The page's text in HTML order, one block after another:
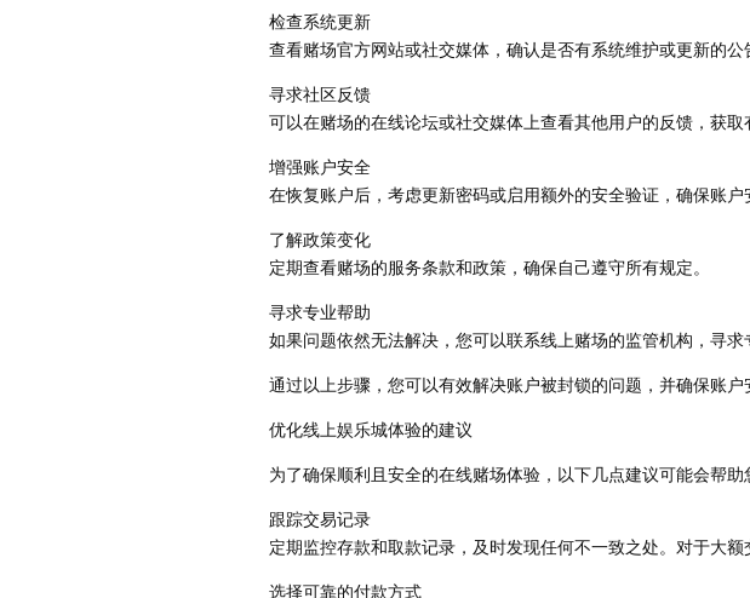
检查系统更新
查看赌场官方网站或社交媒体，确认是否有系统维护或更新的公
寻求社区反馈
可以在赌场的在线论坛或社交媒体上查看其他用户的反馈，获取
增强账户安全
在恢复账户后，考虑更新密码或启用额外的安全验证，确保账户
了解政策变化
定期查看赌场的服务条款和政策，确保自己遵守所有规定。
寻求专业帮助
如果问题依然无法解决，您可以联系线上赌场的监管机构，寻求
通过以上步骤，您可以有效解决账户被封锁的问题，并确保账户
优化线上娱乐城体验的建议
为了确保顺利且安全的在线赌场体验，以下几点建议可能会帮助
跟踪交易记录
定期监控存款和取款记录，及时发现任何不一致之处。对于大额
选择可靠的付款方式